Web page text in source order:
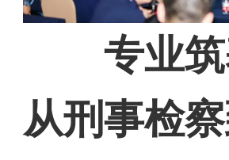
专业筑
从刑事检